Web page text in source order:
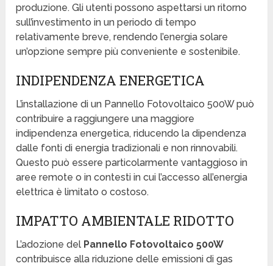
produzione. Gli utenti possono aspettarsi un ritorno
sull’investimento in un periodo di tempo
relativamente breve, rendendo l’energia solare
un’opzione sempre più conveniente e sostenibile.
INDIPENDENZA ENERGETICA
L’installazione di un Pannello Fotovoltaico 500W può
contribuire a raggiungere una maggiore
indipendenza energetica, riducendo la dipendenza
dalle fonti di energia tradizionali e non rinnovabili.
Questo può essere particolarmente vantaggioso in
aree remote o in contesti in cui l’accesso all’energia
elettrica è limitato o costoso.
IMPATTO AMBIENTALE RIDOTTO
L’adozione del Pannello Fotovoltaico 500W
contribuisce alla riduzione delle emissioni di gas